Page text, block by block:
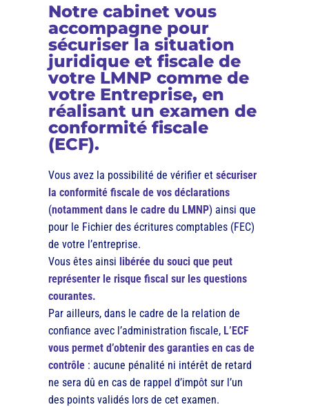
Notre cabinet vous
accompagne pour
sécuriser la situation
juridique et fiscale de
votre LMNP comme de
votre Entreprise, en
réalisant un examen de
conformité fiscale
(ECF).
Vous avez la possibilité de vérifier et sécuriser
la conformité fiscale de vos déclarations
(notamment dans le cadre du LMNP) ainsi que
pour le Fichier des écritures comptables (FEC)
de votre l’entreprise.
Vous êtes ainsi libérée du souci que peut
représenter le risque fiscal sur les questions
courantes.
Par ailleurs, dans le cadre de la relation de
confiance avec l’administration fiscale, L’ECF
vous permet d’obtenir des garanties en cas de
contrôle : aucune pénalité ni intérêt de retard
ne sera dû en cas de rappel d’impôt sur l’un
des points validés lors de cet examen.